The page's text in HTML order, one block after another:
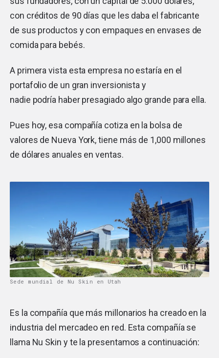
con créditos de 90 días que les daba el fabricante
de sus productos y con empaques en envases de
comida para bebés.
A primera vista esta empresa no estaría en el
portafolio de un gran inversionista y
nadie podría haber presagiado algo grande para ella.
Pues hoy, esa compañía cotiza en la bolsa de
valores de Nueva York, tiene más de 1,000 millones
de dólares anuales en ventas.
Sede mundial de Nu Skin en Utah
Es la compañía que más millonarios ha creado en la
industria del mercadeo en red. Esta compañía se
llama Nu Skin y te la presentamos a continuación: